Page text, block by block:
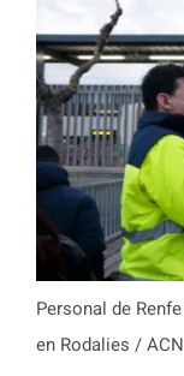
Personal de
en Rodalies / ACN